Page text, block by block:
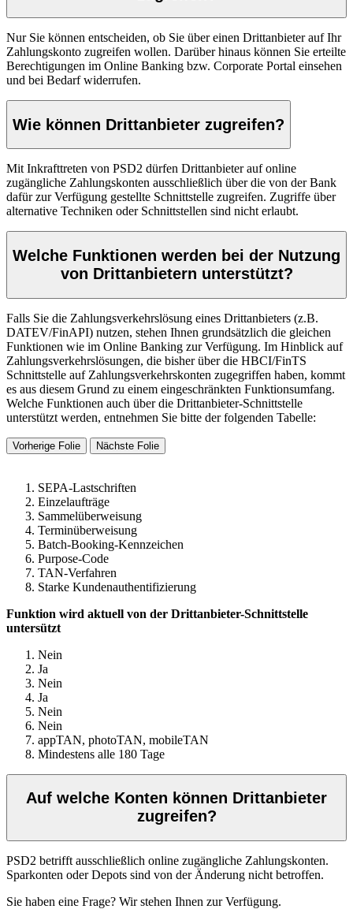
Nur Sie können entscheiden, ob Sie über einen Drittanbieter auf Ihr
Zahlungskonto zugreifen wollen. Darüber hinaus können Sie erteilte
Berechtigungen im Online Banking bzw. Corporate Portal einsehen
und bei Bedarf widerrufen.
Wie können Drittanbieter zugreifen?
Mit Inkrafttreten von PSD2 dürfen Drittanbieter auf online
zugängliche Zahlungskonten ausschließlich über die von der Bank
dafür zur Verfügung gestellte Schnittstelle zugreifen. Zugriffe über
alternative Techniken oder Schnittstellen sind nicht erlaubt.
Welche Funktionen werden bei der Nutzung
von Drittanbietern unterstützt?
Falls Sie die Zahlungsverkehrslösung eines Drittanbieters (z.B.
DATEV/FinAPI) nutzen, stehen Ihnen grundsätzlich die gleichen
Funktionen wie im Online Banking zur Verfügung. Im Hinblick auf
Zahlungsverkehrslösungen, die bisher über die HBCI/FinTS
Schnittstelle auf Zahlungsverkehrskonten zugegriffen haben, kommt
es aus diesem Grund zu einem eingeschränkten Funktionsumfang.
Welche Funktionen auch über die Drittanbieter-Schnittstelle
unterstützt werden, entnehmen Sie bitte der folgenden Tabelle:
Vorherige Folie Nächste Folie
SEPA-Lastschriften
Einzelaufträge
Sammelüberweisung
Terminüberweisung
Batch-Booking-Kennzeichen
Purpose-Code
TAN-Verfahren
Starke Kundenauthentifizierung
Funktion wird aktuell von der Drittanbieter-Schnittstelle
untersützt
Nein
Ja
Nein
Ja
Nein
Nein
appTAN, photoTAN, mobileTAN
Mindestens alle 180 Tage
Auf welche Konten können Drittanbieter
zugreifen?
PSD2 betrifft ausschließlich online zugängliche Zahlungskonten.
Sparkonten oder Depots sind von der Änderung nicht betroffen.
Sie haben eine Frage? Wir stehen Ihnen zur Verfügung.